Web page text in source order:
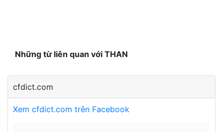
Những từ liên quan với THAN
cfdict.com
Xem cfdict.com trên Facebook